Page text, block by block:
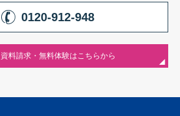
0120-912-948
資料請求・無料体験はこちらから